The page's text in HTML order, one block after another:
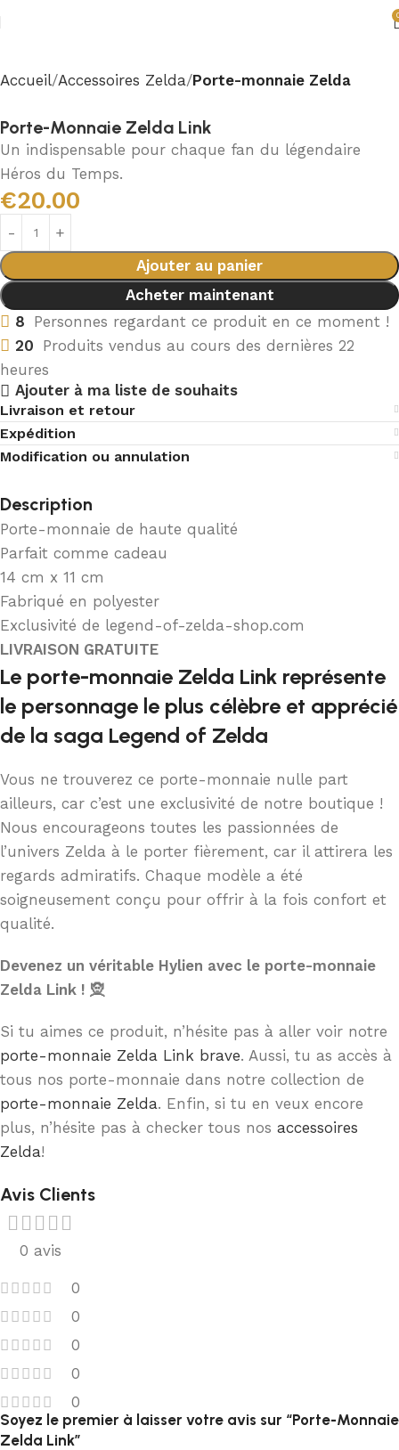
Accueil Accessoires Zelda Porte-monnaie Zelda
Porte-Monnaie Zelda Link
Un indispensable pour chaque fan du légendaire
Héros du Temps.
€20.00
Ajouter au panier
Acheter maintenant
8 Personnes regardant ce produit en ce moment !
20 Produits vendus au cours des dernières 22
heures
Ajouter à ma liste de souhaits
Livraison et retour
Expédition
Modification ou annulation
Description
Porte-monnaie de haute qualité
Parfait comme cadeau
14 cm x 11 cm
Fabriqué en polyester
Exclusivité de legend-of-zelda-shop.com
LIVRAISON GRATUITE
Le porte-monnaie Zelda Link représente
le personnage le plus célèbre et apprécié
de la saga Legend of Zelda
Vous ne trouverez ce porte-monnaie nulle part
ailleurs, car c’est une exclusivité de notre boutique !
Nous encourageons toutes les passionnées de
l’univers Zelda à le porter fièrement, car il attirera les
regards admiratifs. Chaque modèle a été
soigneusement conçu pour offrir à la fois confort et
qualité.
Devenez un véritable Hylien avec le porte-monnaie
Zelda Link ! 🧝
Si tu aimes ce produit, n’hésite pas à aller voir notre
porte-monnaie Zelda Link brave. Aussi, tu as accès à
tous nos porte-monnaie dans notre collection de
porte-monnaie Zelda. Enfin, si tu en veux encore
plus, n’hésite pas à checker tous nos accessoires
Zelda!
Avis Clients
0 avis
0
0
0
0
0
Soyez le premier à laisser votre avis sur “Porte-Monnaie
Zelda Link”